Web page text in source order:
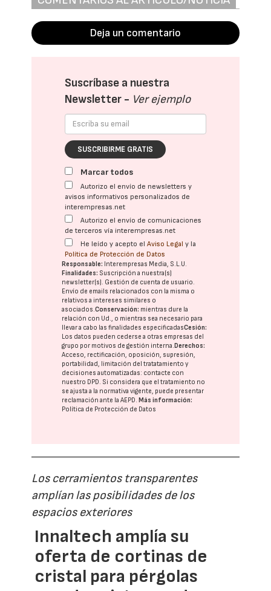
Deja un comentario
Suscríbase a nuestra
Newsletter - Ver ejemplo
SUSCRIBIRME GRATIS
Marcar todos
Autorizo el envío de newsletters y
avisos informativos personalizados de
interempresas.net
Autorizo el envío de comunicaciones
de terceros vía interempresas.net
He leído y acepto elAviso Legal y la
Política de Protección de Datos
Responsable: Interempresas Media, S.L.U.
Finalidades: Suscripción a nuestra(s)
newsletter(s). Gestión de cuenta de usuario.
Envío de emails relacionados con la misma o
relativos a intereses similares o
asociados.Conservación: mientras dure la
relación con Ud., o mientras sea necesario para
llevar a cabo las finalidades especificadasCesión:
Los datos pueden cederse a otras empresas del
grupo por motivos de gestión interna.Derechos:
Acceso, rectificación, oposición, supresión,
portabilidad, limitación del tratatamiento y
decisiones automatizadas: contacte con
nuestro DPD . Si considera que el tratamiento no
se ajusta a la normativa vigente, puede presentar
reclamación ante laAEPD .Más información:
Política de Protección de Datos
Los cerramientos transparentes
amplían las posibilidades de los
espacios exteriores
Innaltech amplía su
oferta de cortinas de
cristal para pérgolas